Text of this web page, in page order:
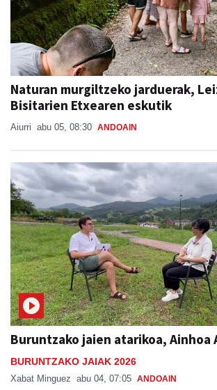
Naturan murgiltzeko jarduerak,
Bisitarien Etxearen eskutik
Aiurri abu 05, 08:30 ANDOAIN
Buruntzako jaien atarikoa, Ainhoa
BURUNTZAKO JAIAK 2026
Xabat Minguez abu 04, 07:05 ANDOAIN